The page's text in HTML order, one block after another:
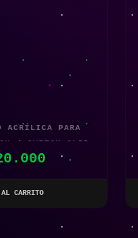
ACRÍLICA PARA
/ SWITCH OLED
CARRITO